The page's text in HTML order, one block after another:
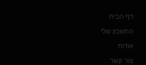
דף הבית
החשבון שלי
אודות
צור קשר